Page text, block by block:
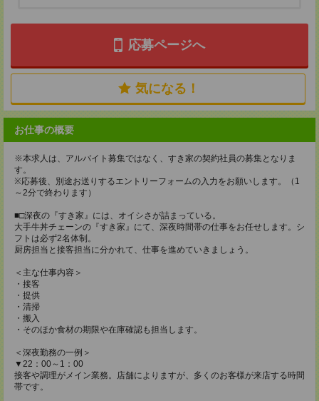
応募ページへ
気になる！
お仕事の概要
※本求人は、アルバイト募集ではなく、すき家の契約社員の募集となりま
す。
※応募後、別途お送りするエントリーフォームの入力をお願いします。（1
～2分で終わります）
■□深夜の『すき家』には、オイシさが詰まっている。
大手牛丼チェーンの『すき家』にて、深夜時間帯の仕事をお任せします。シ
フトは必ず2名体制。
厨房担当と接客担当に分かれて、仕事を進めていきましょう。
＜主な仕事内容＞
・接客
・提供
・清掃
・搬入
・そのほか食材の期限や在庫確認も担当します。
＜深夜勤務の一例＞
▼22：00～1：00
接客や調理がメイン業務。店舗によりますが、多くのお客様が来店する時間
帯です。